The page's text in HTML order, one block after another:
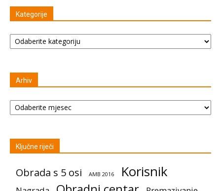
Kategorije
Kategorije
Arhiv
Arhiv
Ključne riječi
Obrada s 5 osi AMB 2016 Korisnik